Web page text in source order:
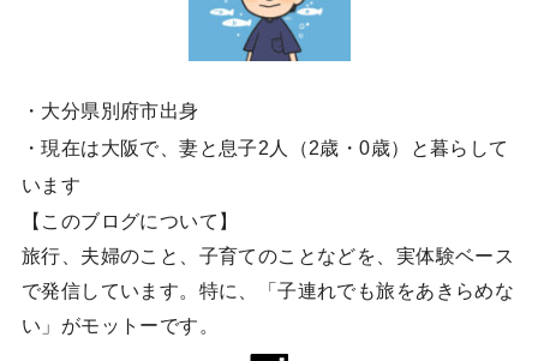
・大分県別府市出身
・現在は大阪で、妻と息子2人（2歳・0歳）と暮らして
います
【このブログについて】
旅行、夫婦のこと、子育てのことなどを、実体験ベース
で発信しています。特に、「子連れでも旅をあきらめな
い」がモットーです。